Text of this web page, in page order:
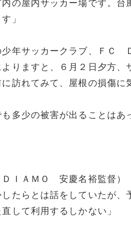
内の屋内サッカー場です。
」
少年サッカークラブ、ＦＣ
りますと、６月２日夕方、
に訪れてみて、屋根の損傷に
も多少の被害が出ることは
ＩＡＭＯ 安慶名裕監督）
したらとは話をしていたが
して利用するしかない」